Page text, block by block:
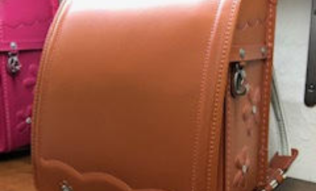
よくある質問
会社概要 特定商取引法に基づく表記
お買い物ガイド ご購入時の注意事項
プライバシーポリシー